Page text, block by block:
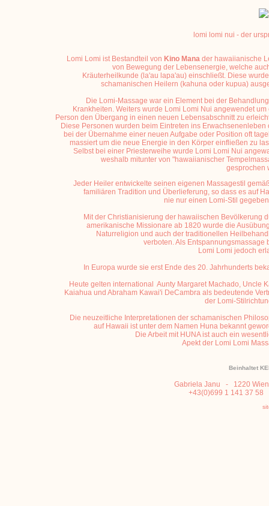
lomi lomi nui - der
Lomi Lomi ist Bestandteil von Kino Mana der hawaiianische
von Bewegung der Lebensenergie, welche
Kräuterheilkunde (la'au lapa'au) einschließt. Diese
schamanischen Heilern (kahuna oder kupua)
Die Lomi-Massage war ein Element bei der
Krankheiten. Weiters wurde Lomi Lomi Nui angewendet um
Person den Übergang in einen neuen Lebensabschnitt zu
Diese Personen wurden beim Eintreten ins Erwachsenenleben
bei der Übernahme einer neuen Aufgabe oder Position oft
massiert um die neue Energie in den Körper einfließen zu
Selbst bei einer Priesterweihe wurde Lomi Lomi Nui
weshalb mitunter von "hawaiianischer
gesprochen
Jeder Heiler entwickelte seinen eigenen Massagestil
familiären Tradition und Überlieferung, so dass es auf
nie nur einen Lomi-Stil
Mit der Christianisierung der hawaiischen Bevölkerung
amerikanische Missionare ab 1820 wurde die
Naturreligion und auch der traditionellen
verboten. Als Entspannungsmassage
Lomi Lomi jedoch
In Europa wurde sie erst Ende des 20. Jahrhunderts
Heute gelten international Aunty Margaret Machado, Uncle
Kaiahua und Abraham Kawai'i DeCambra als bedeutende
der Lomi-
Die neuzeitliche Interpretationen der schamanischen
auf Hawaii ist unter dem Namen Huna bekannt
Die Arbeit mit HUNA ist auch ein
Apekt der Lomi Lomi
Beinhaltet
Gabriela Janu - 1220
+43(0)699 1 141 37